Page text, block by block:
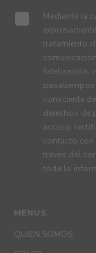
MENUS
QUIEN SOMOS
Mediante la
tratamiento
fidelización,
consciente
derechos de
acceso,
contacto con
través del
toda la